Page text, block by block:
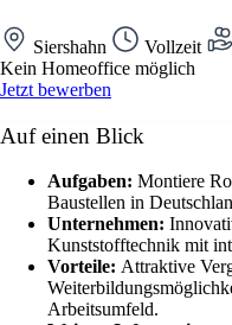
Siershahn Vollzeit
Kein Homeoffice möglich
Jetzt bewerben
Auf einen Blick
Aufgaben: Montiere
Baustellen in
Unternehmen:
Kunststofftechnik mit
Vorteile: Attraktive
Arbeitsumfeld.